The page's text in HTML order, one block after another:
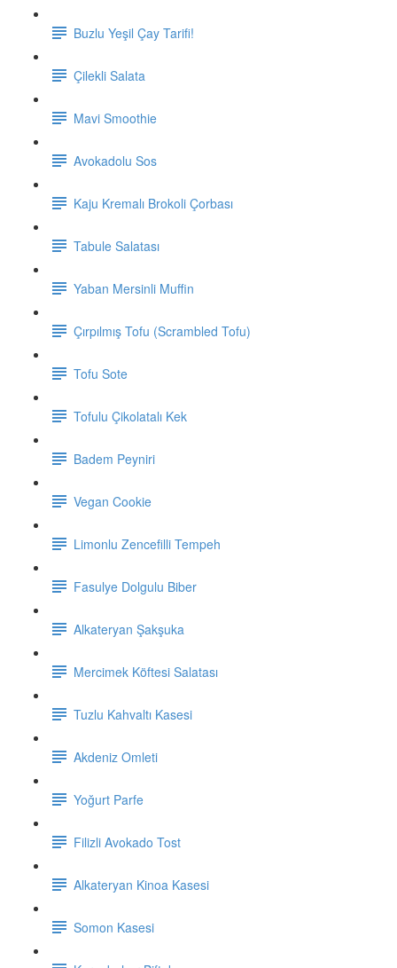
Buzlu Yeşil Çay Tarifi!
Çilekli Salata
Mavi Smoothie
Avokadolu Sos
Kaju Kremalı Brokoli Çorbası
Tabule Salatası
Yaban Mersinli Muffin
Çırpılmış Tofu (Scrambled Tofu)
Tofu Sote
Tofulu Çikolatalı Kek
Badem Peyniri
Vegan Cookie
Limonlu Zencefilli Tempeh
Fasulye Dolgulu Biber
Alkateryan Şakşuka
Mercimek Köftesi Salatası
Tuzlu Kahvaltı Kasesi
Akdeniz Omleti
Yoğurt Parfe
Filizli Avokado Tost
Alkateryan Kinoa Kasesi
Somon Kasesi